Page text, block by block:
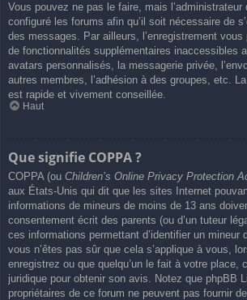
Vous pouvez ne pas le faire, mais l’administrateur
configuré les forums afin qu’il soit nécessaire de
des messages. Par ailleurs, l’enregistrement
de fonctionnalités supplémentaires inaccessibles
avatars personnalisés, la messagerie privée,
autres membres, l’adhésion à des groupes, etc.
est rapide et vivement conseillée.
Haut
Que signifie COPPA ?
COPPA (ou Children’s Online Privacy Protection
aux États-Unis qui dit que les sites Internet
informations de mineurs de moins de 13 ans
consentement écrit des parents (ou d’un tuteur
ces informations permettant d’identifier un mineur
vous n’êtes pas sûr que cela s’applique à vous,
enregistrez ou que quelqu’un le fait à votre place,
juridique pour obtenir son avis. Notez que phpBB
propriétaires de ce forum ne peuvent pas fournir